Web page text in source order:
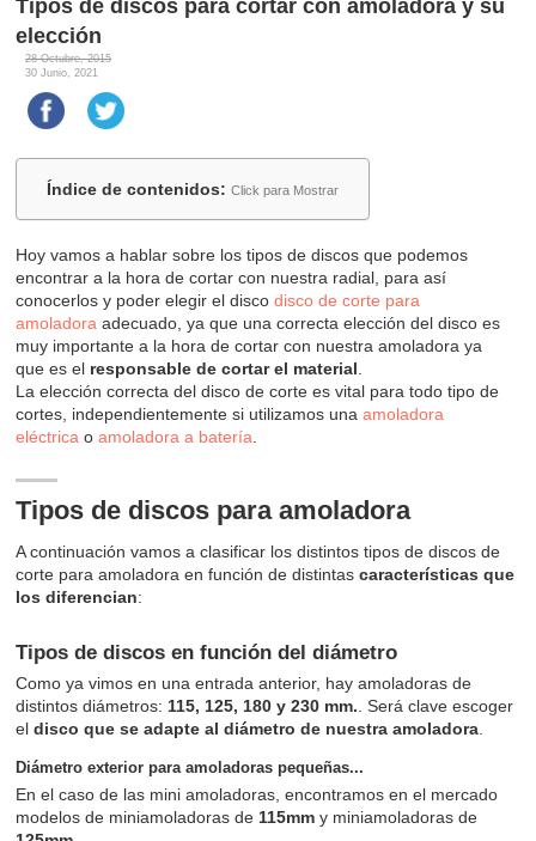
Tipos de discos para cortar con amoladora y su
elección
28 Octubre, 2015
30 Junio, 2021
Índice de contenidos:Click para Mostrar
Hoy vamos a hablar sobre los tipos de discos que podemos
encontrar a la hora de cortar con nuestra radial, para así
conocerlos y poder elegir el discodisco de corte para
amoladora adecuado, ya que una correcta elección del disco es
muy importante a la hora de cortar con nuestra amoladora ya
que es el responsable de cortar el material.
La elección correcta del disco de corte es vital para todo tipo de
cortes, independientemente si utilizamos unaamoladora
eléctrica oamoladora a batería.
Tipos de discos para amoladora
A continuación vamos a clasificar los distintos tipos de discos de
corte para amoladora en función de distintascaracterísticas que
los diferencian:
Tipos de discos en función del diámetro
Como ya vimos en una entrada anterior, hay amoladoras de
distintos diámetros:115, 125, 180 y 230 mm.. Será clave escoger
eldisco que se adapte al diámetro de nuestra amoladora.
Diámetro exterior para amoladoras pequeñas...
En el caso de las mini amoladoras, encontramos en el mercado
modelos de miniamoladoras de115mm y miniamoladoras de